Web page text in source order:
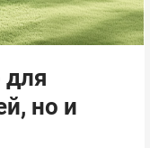
для
но и